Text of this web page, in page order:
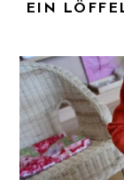
EIN